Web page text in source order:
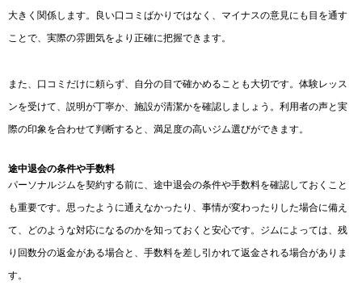
大きく関係します。良い口コミばかりではなく、マイナスの意見にも目を通す
ことで、実際の雰囲気をより正確に把握できます。
また、口コミだけに頼らず、自分の目で確かめることも大切です。体験レッス
ンを受けて、説明が丁寧か、施設が清潔かを確認しましょう。利用者の声と実
際の印象を合わせて判断すると、満足度の高いジム選びができます。
途中退会の条件や手数料
パーソナルジムを契約する前に、途中退会の条件や手数料を確認しておくこと
も重要です。思ったように通えなかったり、事情が変わったりした場合に備え
て、どのような対応になるのかを知っておくと安心です。ジムによっては、残
り回数分の返金がある場合と、手数料を差し引かれて返金される場合がありま
す。